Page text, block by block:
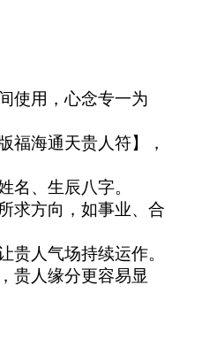
名、生辰八字。
贵人气场持续运作。